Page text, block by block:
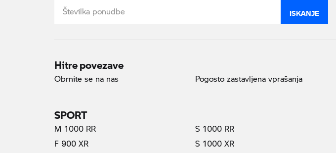
ISKANJE
Hitre povezave
Obrnite se na nas Pogosto zastavljena vprašanja
SPORT
M 1000 RR S 1000 RR
F 900 XR
S 1000 XR